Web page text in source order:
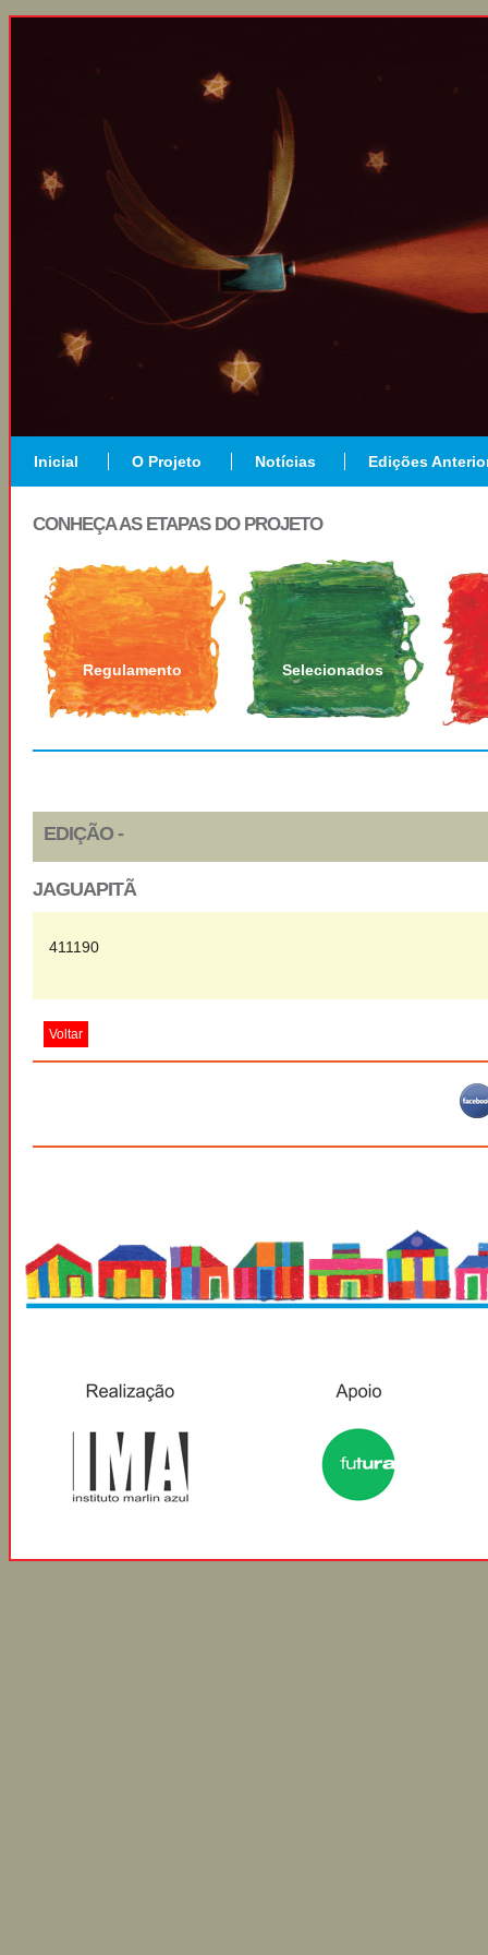
Inicial O Projeto Notícias Edições
CONHEÇA AS ETAPAS DO PROJETO
Regulamento Selecionados
EDIÇÃO -
JAGUAPITÃ
411190
Voltar